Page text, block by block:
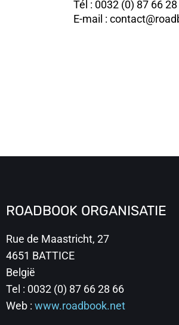
Tél : 0032 (0) 87 66
E-mail :
ROADBOOK ORGANISATIE
Rue de Maastricht, 27
4651 BATTICE
België
Tel : 0032 (0) 87 66 28 66
Web : www.roadbook.net